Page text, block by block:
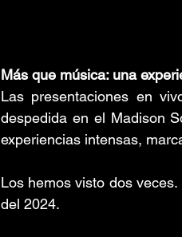
Más que música: una
Las presentaciones en
despedida en el Madison
experiencias intensas,
Los hemos visto dos
del 2024.